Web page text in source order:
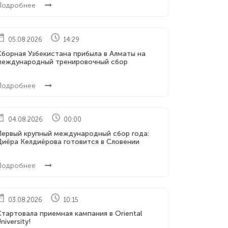
05.08.2026 14:29
Узбекистана прибыла в Алматы на
тренировочный сбор
04.08.2026 00:00
крупный международный сбор года:
Келдиёрова готовится в Словении
03.08.2026 10:15
приемная кампания в Oriental